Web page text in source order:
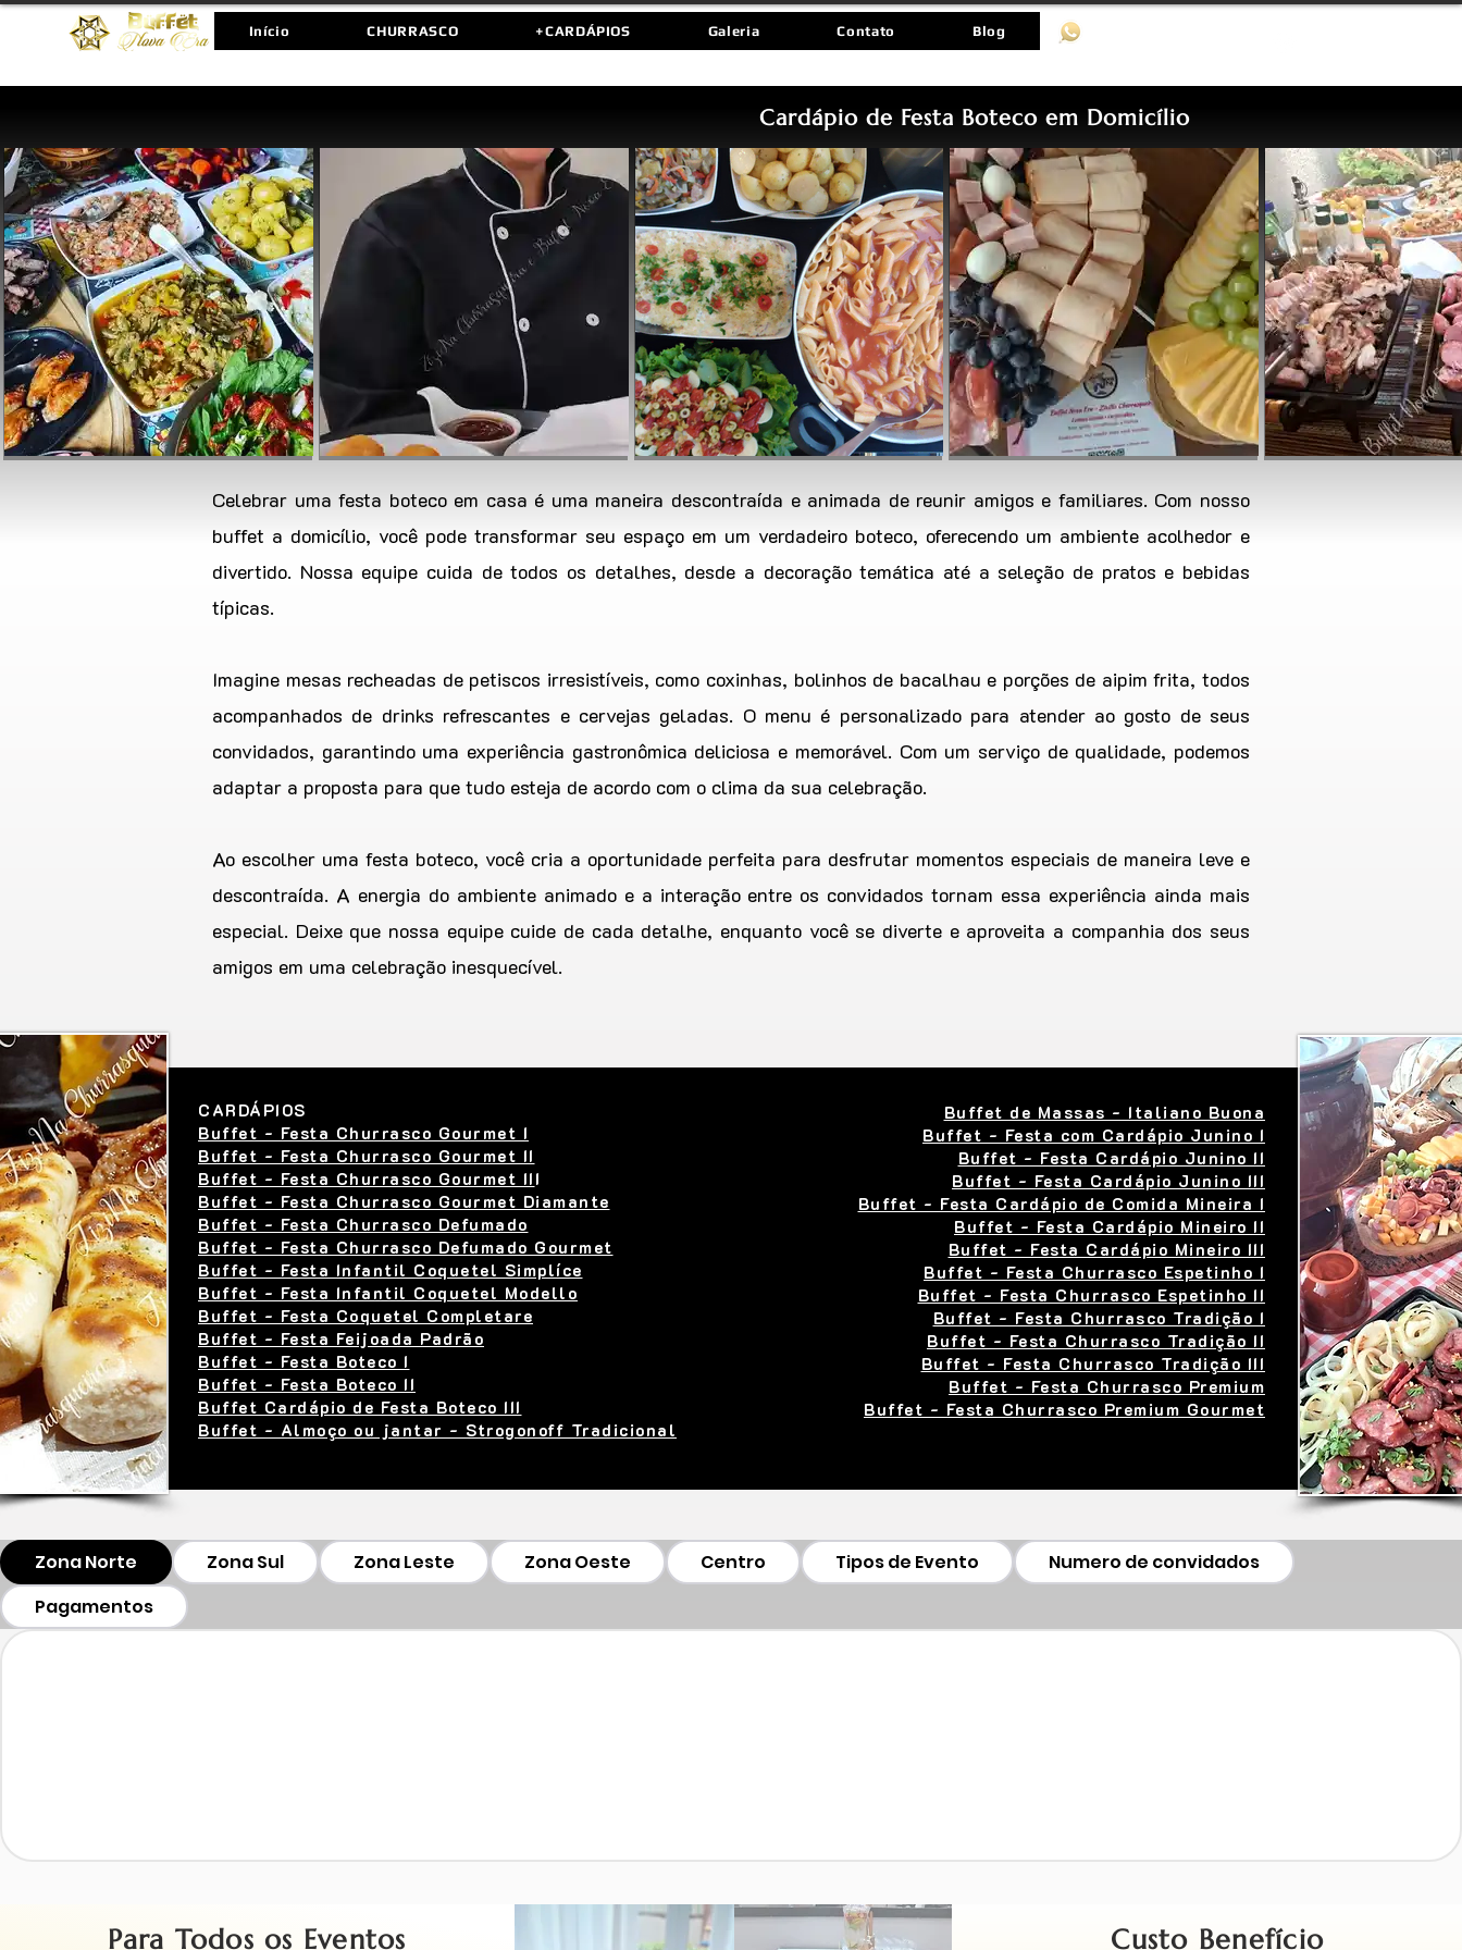
Início CHURRASCO +CARDÁPIOS Galeria Contato Blog
Cardápio de Festa Boteco em Domicílio
Celebrar uma festa boteco em casa é uma maneira descontraída e animada de reunir amigos e familiares. Com nosso
buffet a domicílio, você pode transformar seu espaço em um verdadeiro boteco, oferecendo um ambiente acolhedor e
divertido. Nossa equipe cuida de todos os detalhes, desde a decoração temática até a seleção de pratos e bebidas
típicas.
Imagine mesas recheadas de petiscos irresistíveis, como coxinhas, bolinhos de bacalhau e porções de aipim frita, todos
acompanhados de drinks refrescantes e cervejas geladas. O menu é personalizado para atender ao gosto de seus
convidados, garantindo uma experiência gastronômica deliciosa e memorável. Com um serviço de qualidade, podemos
adaptar a proposta para que tudo esteja de acordo com o clima da sua celebração.
Ao escolher uma festa boteco, você cria a oportunidade perfeita para desfrutar momentos especiais de maneira leve e
descontraída. A energia do ambiente animado e a interação entre os convidados tornam essa experiência ainda mais
especial. Deixe que nossa equipe cuide de cada detalhe, enquanto você se diverte e aproveita a companhia dos seus
amigos em uma celebração inesquecível.
CARDÁPIOS
Buffet - Festa Churrasco Gourmet I
Buffet - Festa Churrasco Gourmet II
Buffet - Festa Churrasco Gourmet II I
Buffet - Festa Churrasco Gourmet Diamante
Buffet - Festa Churrasco Defumado
Buffet - Festa Churrasco Defumado Gourmet
Buffet - Festa Infantil Coquetel Simplíce
Buffet - Festa Infantil Coquetel Modello
Buffet - Festa Coquetel Completare
Buffet - Festa Feijoada Padrão
Buffet - Festa Boteco I
Buffet - Festa Boteco II
Buffet Cardápio de Festa Boteco III
Buffet - Almoço ou jantar - Strogonoff Tradicional
Buffet de Massas - Italiano Buona
Buffet - Festa com Cardápio Junino I
Buffet - Festa Cardápio Junino II
Buffet - Festa Cardápio Junino III
Buffet - Festa Cardápio de Comida Mineira I
Buffet - Festa Cardápio Mineiro II
Buffet - Festa Cardápio Mineiro III
Buffet - Festa Churrasco Espetinho I
Buffet - Festa Churrasco Espetinho II
Buffet - Festa Churrasco Tradição I
Buffet - Festa Churrasco Tradição II
Buffet - Festa Churrasco Tradição III
Buffet - Festa Churrasco Premium
Buffet - Festa Churrasco Premium Gourmet
Zona Norte Zona Sul Zona Leste Zona Oeste Centro Tipos de Evento
Numero de convidados
Pagamentos
Para Todos os Eventos Custo Benefício